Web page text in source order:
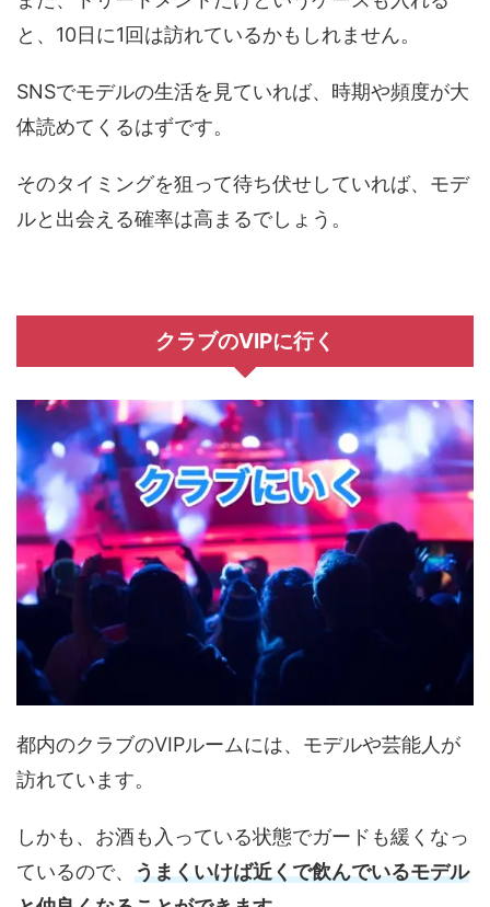
と、10日に1回は訪れているかもしれません。
SNSでモデルの生活を見ていれば、時期や頻度が大
体読めてくるはずです。
そのタイミングを狙って待ち伏せしていれば、モデ
ルと出会える確率は高まるでしょう。
クラブのVIPに行く
都内のクラブのVIPルームには、モデルや芸能人が
訪れています。
しかも、お酒も入っている状態でガードも緩くなっ
ているので、 うまくいけば近くで飲んでいるモデル